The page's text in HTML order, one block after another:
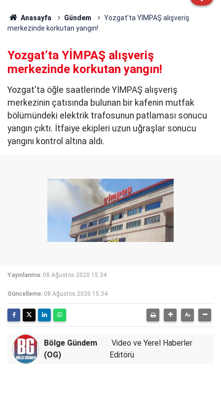
Anasayfa Gündem
Yozgat’ta YİMPAŞ alışveriş
merkezinde korkutan yangın!
Yozgat’ta YİMPAŞ alışveriş
merkezinde korkutan yangın!
Yozgat'ta öğle saatlerinde YİMPAŞ alışveriş
merkezinin çatısında bulunan bir kafenin mutfak
bölümündeki elektrik trafosunun patlaması sonucu
yangın çıktı. İtfaiye ekipleri uzun uğraşlar sonucu
yangını kontrol altına aldı.
Yayınlanma: 08 Ağustos 2020 15:34
Güncelleme: 08 Ağustos 2020 15:34
Bölge Gündem
(OG)
Video ve Yerel Haberler
Editörü